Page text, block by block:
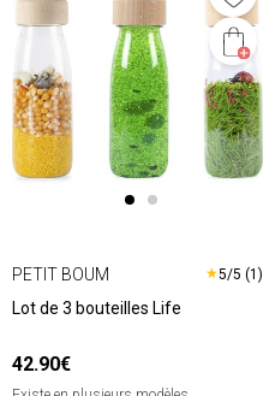
PETIT BOUM ★5/5 (1)
Lot de 3 bouteilles Life
42.90€